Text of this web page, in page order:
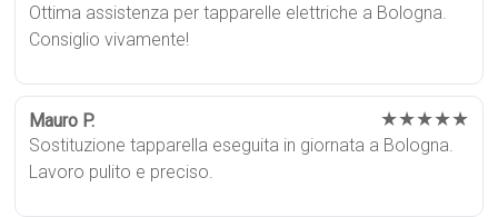
Ottima assistenza per tapparelle elettriche a Bologna.
Consiglio vivamente!
Mauro P. ★★★★★
Sostituzione tapparella eseguita in giornata a Bologna.
Lavoro pulito e preciso.